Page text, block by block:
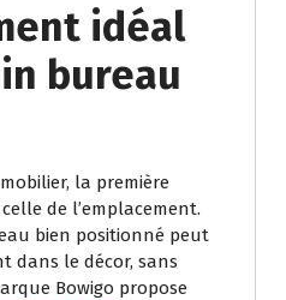
idéal
bureau
la première
de l’emplacement.
bien positionné peut
dans le décor, sans
Bowigo propose